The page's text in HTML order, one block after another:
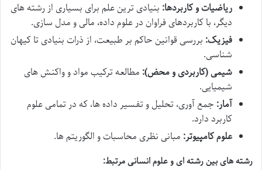
ریاضیات و کاربردها: بنیادی ترین علم برای بسیاری از رشته های
دیگر، با کاربردهای فراوان در علوم داده، مالی و مدل سازی.
فیزیک: بررسی قوانین حاکم بر طبیعت، از ذرات بنیادی تا کیهان
شناسی.
شیمی (کاربردی و محض): مطالعه ترکیب مواد و واکنش های
شیمیایی.
آمار: جمع آوری، تحلیل و تفسیر داده ها، که در تمامی علوم
کاربرد دارد.
علوم کامپیوتر: مبانی نظری محاسبات و الگوریتم ها.
رشته های بین رشته ای و علوم انسانی مرتبط: